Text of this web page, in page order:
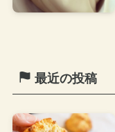
最近の投稿